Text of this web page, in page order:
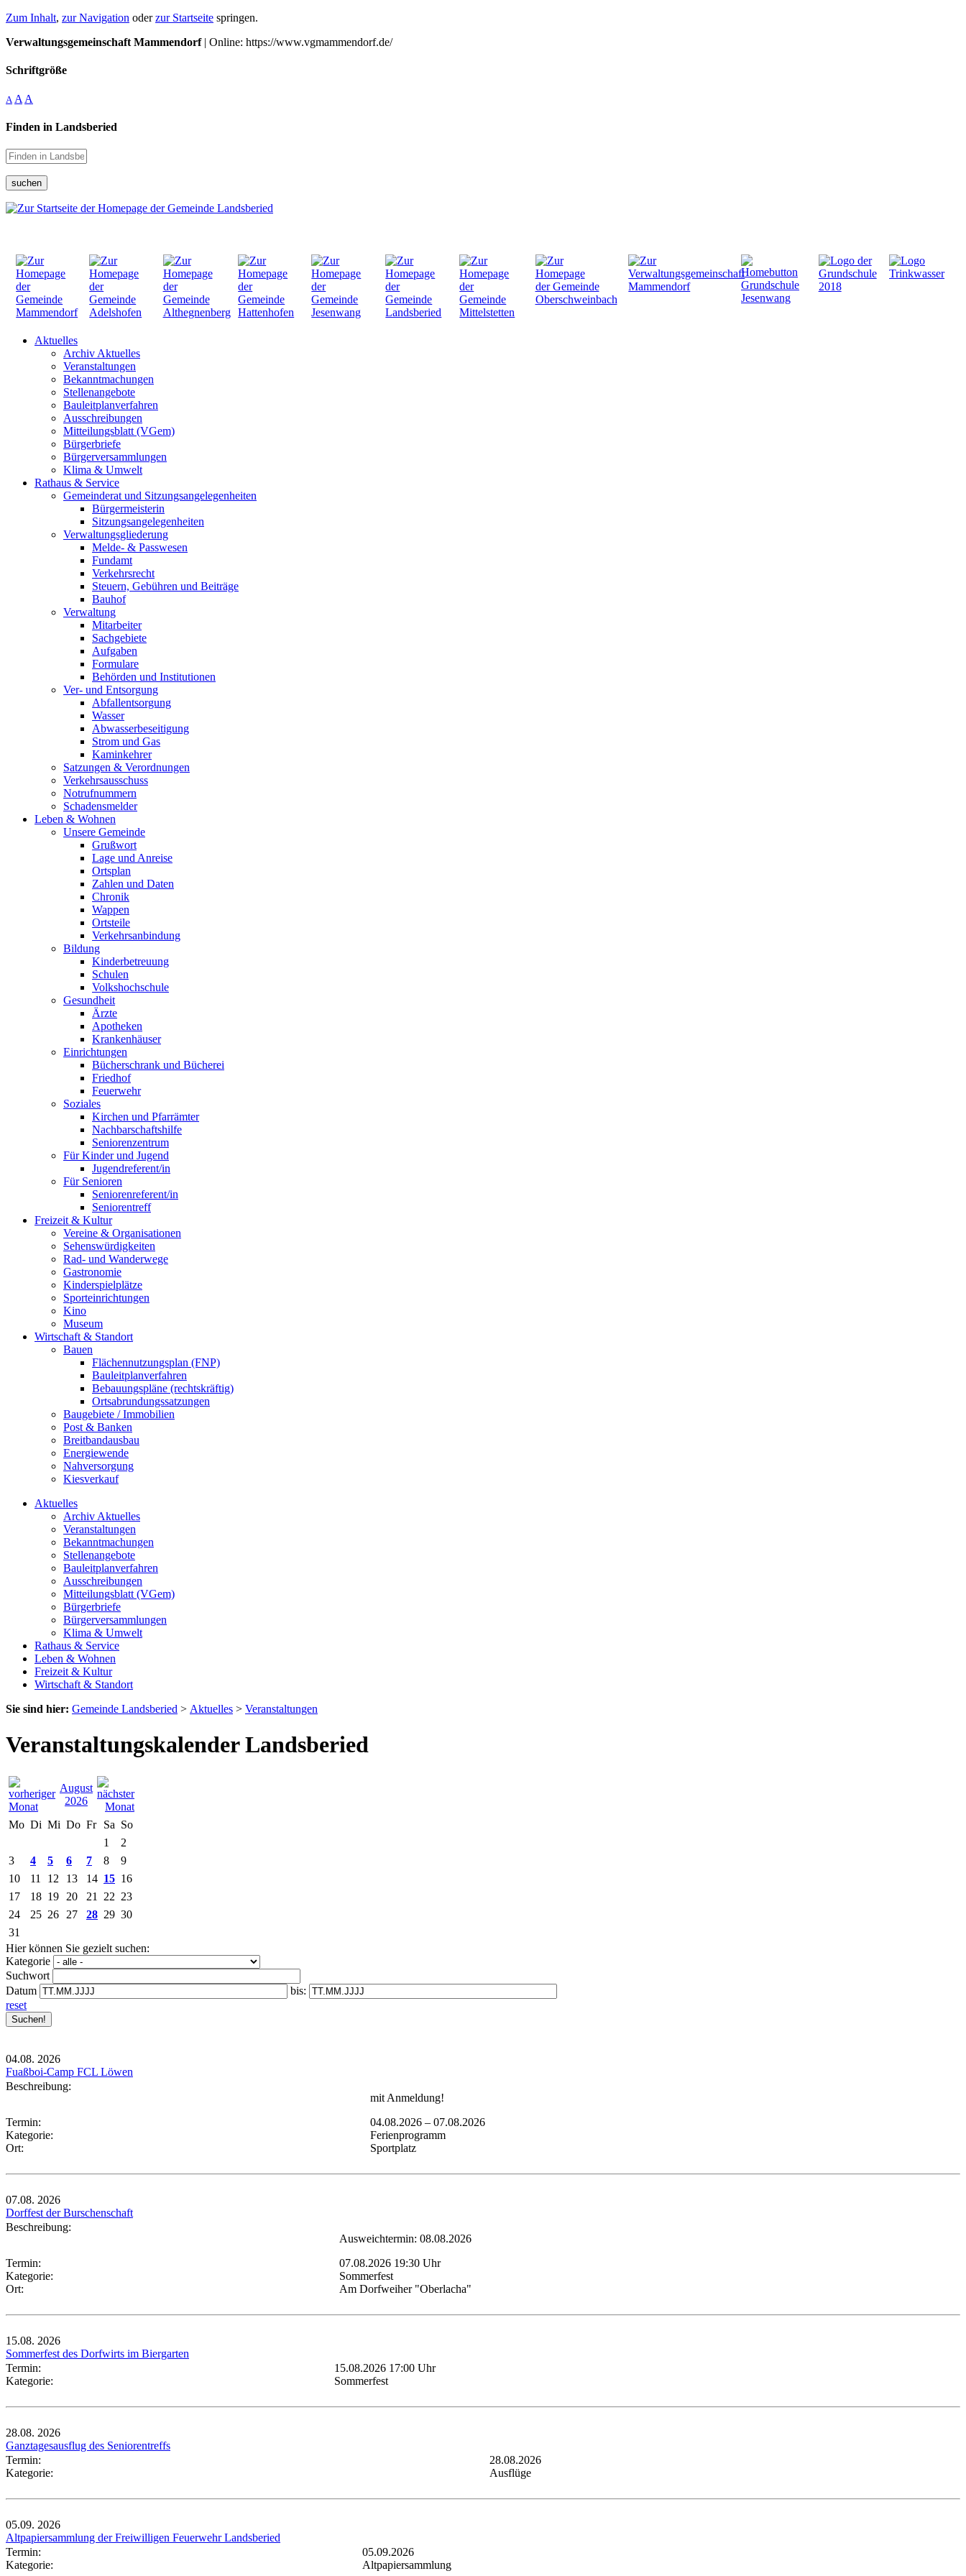
Zum Inhalt, zur Navigation oderzur Startseite springen.
Verwaltungsgemeinschaft Mammendorf| Online: https://www.vgmammendorf.de/
Schriftgröße
A A A
Finden in Landsberied
suchen
Aktuelles
Archiv Aktuelles
Veranstaltungen
Bekanntmachungen
Stellenangebote
Bauleitplanverfahren
Ausschreibungen
Mitteilungsblatt (VGem)
Bürgerbriefe
Bürgerversammlungen
Klima & Umwelt
Rathaus & Service
Gemeinderat und Sitzungsangelegenheiten
Bürgermeisterin
Sitzungsangelegenheiten
Verwaltungsgliederung
Melde- & Passwesen
Fundamt
Verkehrsrecht
Steuern, Gebühren und Beiträge
Bauhof
Verwaltung
Mitarbeiter
Sachgebiete
Aufgaben
Formulare
Behörden und Institutionen
Ver- und Entsorgung
Abfallentsorgung
Wasser
Abwasserbeseitigung
Strom und Gas
Kaminkehrer
Satzungen & Verordnungen
Verkehrsausschuss
Notrufnummern
Schadensmelder
Leben & Wohnen
Unsere Gemeinde
Grußwort
Lage und Anreise
Ortsplan
Zahlen und Daten
Chronik
Wappen
Ortsteile
Verkehrsanbindung
Bildung
Kinderbetreuung
Schulen
Volkshochschule
Gesundheit
Ärzte
Apotheken
Krankenhäuser
Einrichtungen
Bücherschrank und Bücherei
Friedhof
Feuerwehr
Soziales
Kirchen und Pfarrämter
Nachbarschaftshilfe
Seniorenzentrum
Für Kinder und Jugend
Jugendreferent/in
Für Senioren
Seniorenreferent/in
Seniorentreff
Freizeit & Kultur
Vereine & Organisationen
Sehenswürdigkeiten
Rad- und Wanderwege
Gastronomie
Kinderspielplätze
Sporteinrichtungen
Kino
Museum
Wirtschaft & Standort
Bauen
Flächennutzungsplan (FNP)
Bauleitplanverfahren
Bebauungspläne (rechtskräftig)
Ortsabrundungssatzungen
Baugebiete / Immobilien
Post & Banken
Breitbandausbau
Energiewende
Nahversorgung
Kiesverkauf
Aktuelles
Archiv Aktuelles
Veranstaltungen
Bekanntmachungen
Stellenangebote
Bauleitplanverfahren
Ausschreibungen
Mitteilungsblatt (VGem)
Bürgerbriefe
Bürgerversammlungen
Klima & Umwelt
Rathaus & Service
Leben & Wohnen
Freizeit & Kultur
Wirtschaft & Standort
Sie sind hier: Gemeinde Landsberied > Aktuelles > Veranstaltungen
Veranstaltungskalender Landsberied
August
2026
Mo Di Mi Do Fr Sa So
1
2
3
4 5 6 7 8
9
10
11 12 13 14 15 16
17
18 19 20 21 22 23
24
25 26 27 28 29 30
31
Hier können Sie gezielt suchen:
Kategorie
Suchwort
Datum
bis:
reset
04.08. 2026
Fuaßboi-Camp FCL Löwen
Beschreibung:
mit Anmeldung!
Termin:
04.08.2026 – 07.08.2026
Kategorie:
Ferienprogramm
Ort:
Sportplatz
07.08. 2026
Dorffest der Burschenschaft
Beschreibung:
Ausweichtermin: 08.08.2026
Termin:
07.08.2026 19:30 Uhr
Kategorie:
Sommerfest
Ort:
Am Dorfweiher "Oberlacha"
15.08. 2026
Sommerfest des Dorfwirts im Biergarten
Termin:
15.08.2026 17:00 Uhr
Kategorie:
Sommerfest
28.08. 2026
Ganztagesausflug des Seniorentreffs
Termin:
28.08.2026
Kategorie:
Ausflüge
05.09. 2026
Altpapiersammlung der Freiwilligen Feuerwehr Landsberied
Termin:
05.09.2026
Kategorie:
Altpapiersammlung